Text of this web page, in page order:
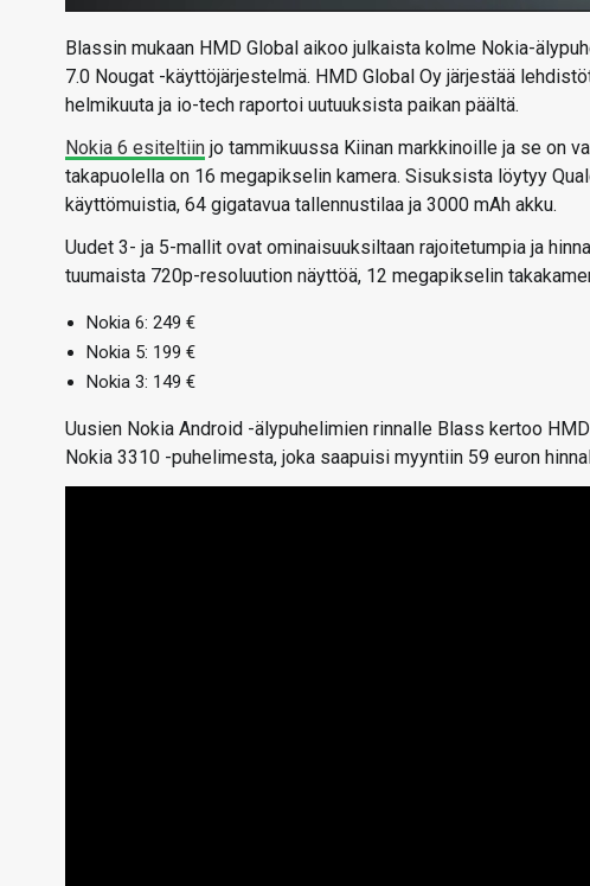
Blassin mukaan HMD Global aikoo julkaista kolme Nokia-
7.0 Nougat -käyttöjärjestelmä. HMD Global Oy järjestää
helmikuuta ja io-tech raportoi uutuuksista paikan päältä.
Nokia 6 esiteltiin jo tammikuussa Kiinan markkinoille ja se on
takapuolella on 16 megapikselin kamera. Sisuksista löytyy
käyttömuistia, 64 gigatavua tallennustilaa ja 3000 mAh akku.
Uudet 3- ja 5-mallit ovat ominaisuuksiltaan rajoitetumpia ja
tuumaista 720p-resoluution näyttöä, 12 megapikselin
Nokia 6: 249 €
Nokia 5: 199 €
Nokia 3: 149 €
Uusien Nokia Android -älypuhelimien rinnalle Blass kertoo
Nokia 3310 -puhelimesta, joka saapuisi myyntiin 59 euron